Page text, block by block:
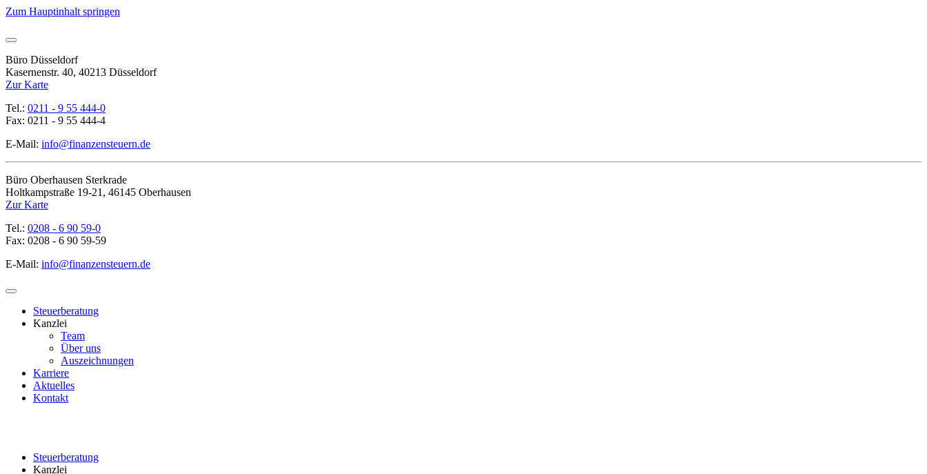
Zum Hauptinhalt springen
Büro Düsseldorf
Kasernenstr. 40, 40213 Düsseldorf
Zur Karte
Tel.: 0211 - 9 55 444-0
Fax: 0211 - 9 55 444-4
E-Mail: info@finanzensteuern.de
Büro Oberhausen Sterkrade
Holtkampstraße 19-21, 46145 Oberhausen
Zur Karte
Tel.: 0208 - 6 90 59-0
Fax: 0208 - 6 90 59-59
E-Mail: info@finanzensteuern.de
Steuerberatung
Kanzlei
Team
Über uns
Auszeichnungen
Karriere
Aktuelles
Kontakt
Steuerberatung
Kanzlei